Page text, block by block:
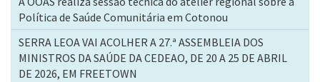
Política de Saúde Comunitária em Cotonou
SERRA LEOA VAI ACOLHER A 27.ª ASSEMBLEIA DOS
MINISTROS DA SAÚDE DA CEDEAO, DE 20 A 25 DE ABRIL
DE 2026, EM FREETOWN